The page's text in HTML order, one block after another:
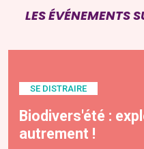
LES ÉVÉNEMENTS
SE DISTRAIRE
Biodivers'été :
autrement !